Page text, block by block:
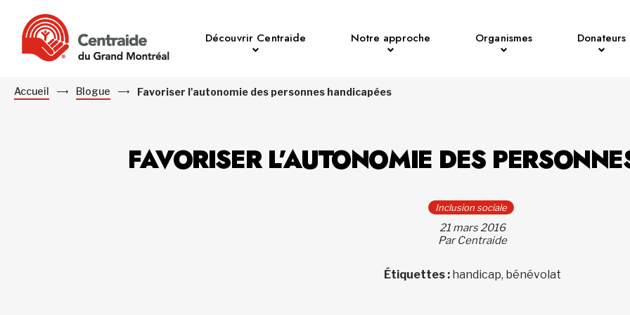
Découvrir Centraide Notre approche Organismes Donateurs
Accueil Blogue Favoriser l'autonomie des personnes handicapées
FAVORISER L’AUTONOMIE DES
Inclusion sociale
21 mars 2016
Par Centraide
Étiquettes : handicap, bénévolat